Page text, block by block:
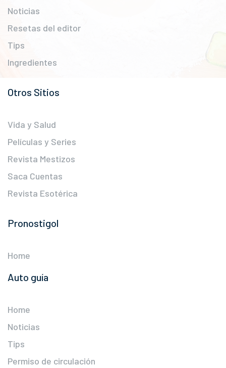
Noticias
Resetas del editor
Tips
Ingredientes
Otros Sitios
Vida y Salud
Películas y Series
Revista Mestizos
Saca Cuentas
Revista Esotérica
Pronostigol
Home
Auto guía
Home
Noticias
Tips
Permiso de circulación